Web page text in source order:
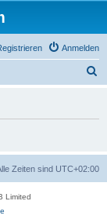
Anmelden
Zeiten sind UTC+02:00
Limited